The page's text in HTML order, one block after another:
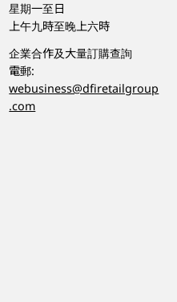
星期一至日
上午九時至晚上六時
企業合作及大量訂購查詢
電郵:
webusiness@dfiretailgroup
.com